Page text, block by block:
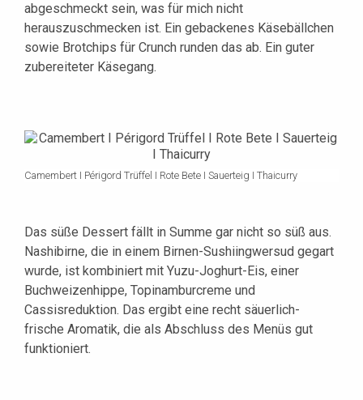
abgeschmeckt sein, was für mich nicht
herauszuschmecken ist. Ein gebackenes Käsebällchen
sowie Brotchips für Crunch runden das ab. Ein guter
zubereiteter Käsegang.
Camembert I Périgord Trüffel I Rote Bete I Sauerteig I Thaicurry
Das süße Dessert fällt in Summe gar nicht so süß aus.
Nashibirne, die in einem Birnen-Sushiingwersud gegart
wurde, ist kombiniert mit Yuzu-Joghurt-Eis, einer
Buchweizenhippe, Topinamburcreme und
Cassisreduktion. Das ergibt eine recht säuerlich-
frische Aromatik, die als Abschluss des Menüs gut
funktioniert.